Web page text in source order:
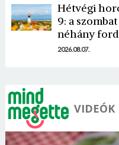
Hétvégi
9: a
néhány
2026.08.07.
VIDEÓK
Jelszó